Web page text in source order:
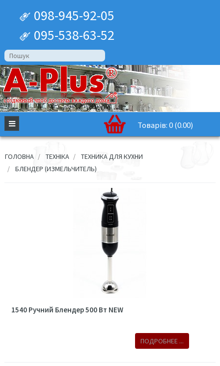
098-945-92-05
095-538-63-52
Товарів: 0 (0.00)
ГОЛОВНА ТЕХНІКА
ТЕХНИКА ДЛЯ КУХНИ
БЛЕНДЕР (ИЗМЕЛЬЧИТЕЛЬ)
1540 Ручний Блендер 500 Вт NEW
ПОДРОБНЕЕ ...